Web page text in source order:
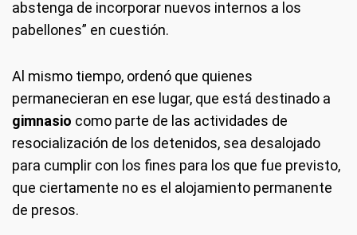
abstenga de incorporar nuevos internos a los
pabellones” en cuestión.
Al mismo tiempo, ordenó que quienes
permanecieran en ese lugar, que está destinado a
gimnasio como parte de las actividades de
resocialización de los detenidos, sea desalojado
para cumplir con los fines para los que fue previsto,
que ciertamente no es el alojamiento permanente
de presos.